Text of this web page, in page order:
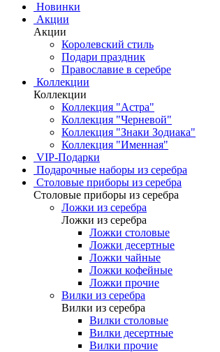
Новинки
Акции
Акции
Королевский стиль
Подари праздник
Православие в серебре
Коллекции
Коллекции
Коллекция "Астра"
Коллекция "Черневой"
Коллекция "Знаки Зодиака"
Коллекция "Именная"
VIP-Подарки
Подарочные наборы из серебра
Столовые приборы из серебра
Столовые приборы из серебра
Ложки из серебра
Ложки из серебра
Ложки столовые
Ложки десертные
Ложки чайные
Ложки кофейные
Ложки прочие
Вилки из серебра
Вилки из серебра
Вилки столовые
Вилки десертные
Вилки прочие